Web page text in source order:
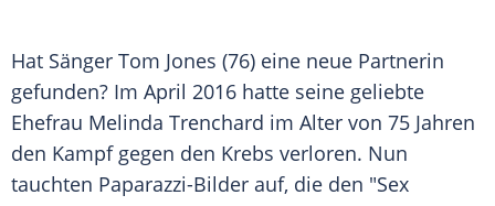
Hat Sänger Tom Jones (76) eine neue Partnerin
gefunden? Im April 2016 hatte seine geliebte
Ehefrau Melinda Trenchard im Alter von 75 Jahren
den Kampf gegen den Krebs verloren. Nun
tauchten Paparazzi-Bilder auf, die den "Sex